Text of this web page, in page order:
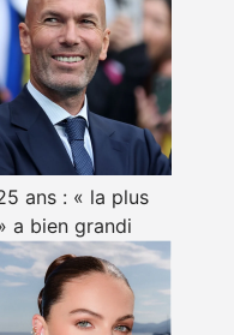
ans : « la plus
a bien grandi